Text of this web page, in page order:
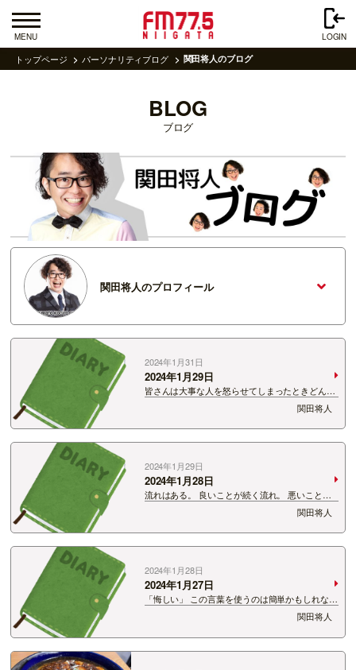
MENU LOGIN
トップページ パーソナリティブログ 関田将人のブログ
BLOG
ブログ
関田将人のプロフィール
2024年1月31日
2024年1月29日
皆さんは大事な人を怒らせてしまったときどんな
対応をしますか？ 僕は謝るだけ謝って、あとは相
手の出方を待ってしまいます。 それがまぁうま
くいかない。 怒らせてしまった時って脳がストッ
プしてしまう・・・。 &n…
関田将人
2024年1月29日
2024年1月28日
流れはある。 良いことが続く流れ。 悪いことが
続く流れ。 その流れは行ったり来たり。 悪い
流れが来た時の対処法を勉強中。 心を無に。そん
なことができたら最高である。 だいたい心も体も
不安定でう…
関田将人
2024年1月28日
2024年1月27日
「悔しい」 この言葉を使うのは簡単かもしれない
けど、使わせてください。 新潟アルビレックス
BB対愛媛オレンジバイキングスのGAME1 愛媛に
敗れました。 愛媛さんの新潟対策。素晴らしか
ったです…
関田将人